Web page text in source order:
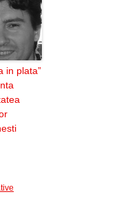
in plata”